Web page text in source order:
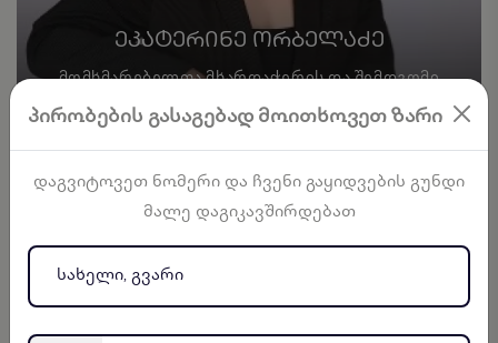
ᲔᲙᲐᲢᲔᲠᲘᲜᲔ ᲝᲠᲑᲔᲚᲐᲫᲔ
ᲛᲝᲛᲮᲛᲐᲠᲔᲑᲔᲚᲗᲐ ᲛᲮᲐᲠᲓᲐᲭᲔᲠᲘᲡ ᲓᲐ ᲨᲔᲛᲓᲒᲝᲛᲘ
ᲛᲝᲛᲡᲐᲮᲣᲠᲔᲑᲘᲡ ᲒᲐᲜᲧᲝᲤᲘᲚᲔᲑᲘᲡ ᲣᲤᲠᲝᲡᲘ
პირობების გასაგებად მოითხოვეთ ზარი
დაგვიტოვეთ ნომერი და ჩვენი გაყიდვების გუნდი
მალე დაგიკავშირდებათ